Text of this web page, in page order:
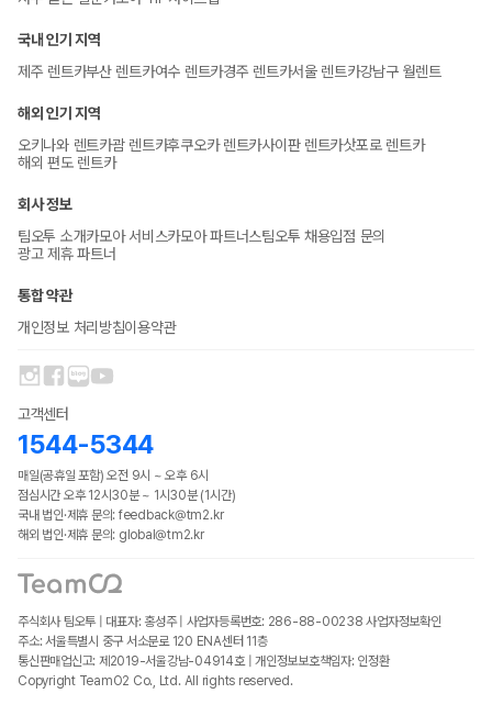
국내 인기 지역
제주 렌트카부산 렌트카여수 렌트카경주 렌트카서울 렌트카강남구 월렌트
해외 인기 지역
오키나와 렌트카괌 렌트카후쿠오카 렌트카사이판 렌트카삿포로 렌트카
해외 편도 렌트카
회사 정보
팀오투 소개카모아 서비스카모아 파트너스팀오투 채용입점 문의
광고 제휴 파트너
통합 약관
개인정보 처리방침이용약관
고객센터
1544-5344
매일(공휴일 포함) 오전 9시 ~ 오후 6시
점심시간 오후 12시30분 ~ 1시30분 (1시간)
국내 법인·제휴 문의: feedback@tm2.kr
해외 법인·제휴 문의: global@tm2.kr
주식회사 팀오투 | 대표자: 홍성주 | 사업자등록번호: 286-88-00238 사업자정보확인
주소: 서울특별시 중구 서소문로 120 ENA센터 11층
통신판매업신고: 제2019-서울강남-04914호 | 개인정보보호책임자: 인정환
Copyright TeamO2 Co., Ltd. All rights reserved.